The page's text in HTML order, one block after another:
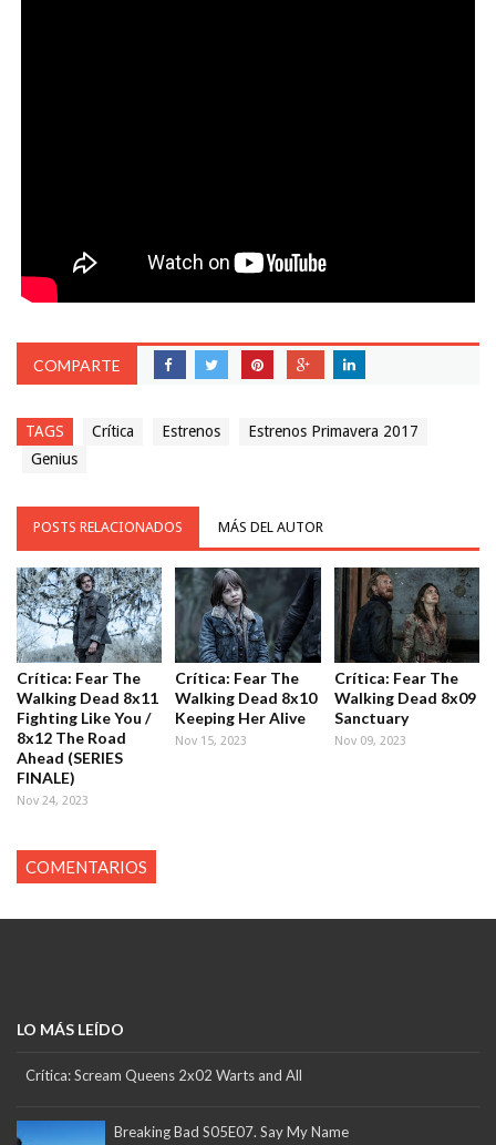
COMPARTE
TAGS Crítica Estrenos
Estrenos Primavera 2017
Genius
POSTS RELACIONADOS MÁS DEL AUTOR
Crítica: Fear The
Walking Dead 8x11
Fighting Like You /
8x12 The Road
Ahead (SERIES
FINALE)
Nov 24, 2023
Crítica: Fear The
Walking Dead 8x10
Keeping Her Alive
Nov 15, 2023
Crítica: Fear The
Walking Dead 8x09
Sanctuary
Nov 09, 2023
COMENTARIOS
LO MÁS LEÍDO
Crítica: Scream Queens 2x02 Warts and All
Breaking Bad S05E07. Say My Name